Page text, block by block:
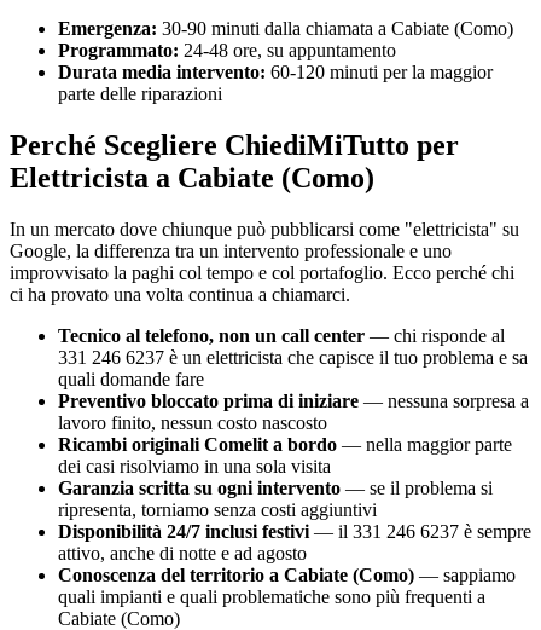
Emergenza: 30-90 minuti dalla chiamata a Cabiate (Como)
Programmato: 24-48 ore, su appuntamento
Durata media intervento: 60-120 minuti per la maggior
parte delle riparazioni
Perché Scegliere ChiediMiTutto per
Elettricista a Cabiate (Como)
In un mercato dove chiunque può pubblicarsi come "elettricista" su
Google, la differenza tra un intervento professionale e uno
improvvisato la paghi col tempo e col portafoglio. Ecco perché chi
ci ha provato una volta continua a chiamarci.
Tecnico al telefono, non un call center — chi risponde al
331 246 6237 è un elettricista che capisce il tuo problema e sa
quali domande fare
Preventivo bloccato prima di iniziare — nessuna sorpresa a
lavoro finito, nessun costo nascosto
Ricambi originali Comelit a bordo — nella maggior parte
dei casi risolviamo in una sola visita
Garanzia scritta su ogni intervento — se il problema si
ripresenta, torniamo senza costi aggiuntivi
Disponibilità 24/7 inclusi festivi — il 331 246 6237 è sempre
attivo, anche di notte e ad agosto
Conoscenza del territorio a Cabiate (Como) — sappiamo
quali impianti e quali problematiche sono più frequenti a
Cabiate (Como)